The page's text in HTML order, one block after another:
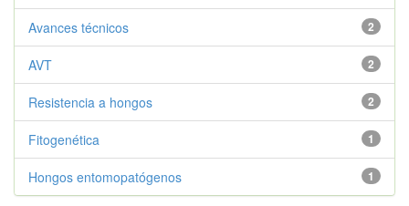
2
Avances técnicos
2
AVT
2
Resistencia a hongos
1
Fitogenética
1
Hongos entomopatógenos